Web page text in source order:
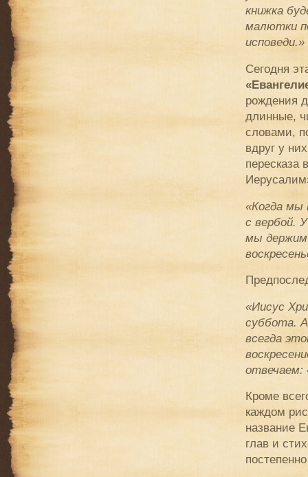
книжка
малютки
исповеди.»
Сегодня
«
рождения
длинные,
словами,
вдруг у
пересказа
«Когда мы
с вербой.
мы держим
«Иисус
суббота.
всегда
отвечаем:
Кроме
каждом
название
глав и